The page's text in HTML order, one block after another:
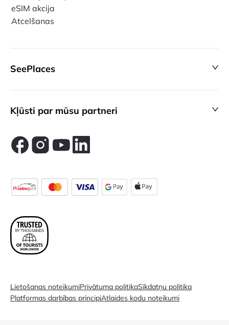
eSIM akcija
Atcelšanas
SeePlaces
Kļūsti par mūsu partneri
Lietošanas noteikumiPrivātuma politikaSīkdatņu politika
Platformas darbības principiAtlaides kodu noteikumi